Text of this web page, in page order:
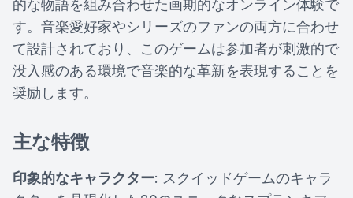
的な物語を組み合わせた画期的なオンライン体験で
す。音楽愛好家やシリーズのファンの両方に合わせ
て設計されており、このゲームは参加者が刺激的で
没入感のある環境で音楽的な革新を表現することを
奨励します。
主な特徴
印象的なキャラクター: スクイッドゲームのキャラ